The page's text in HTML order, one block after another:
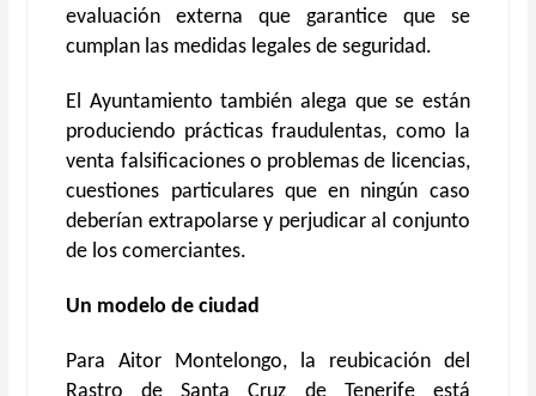
evaluación externa que garantice que se
cumplan las medidas legales de seguridad.
El Ayuntamiento también alega que se están
produciendo prácticas fraudulentas, como la
venta falsificaciones o problemas de licencias,
cuestiones particulares que en ningún caso
deberían extrapolarse y perjudicar al conjunto
de los comerciantes.
Un modelo de ciudad
Para Aitor Montelongo, la reubicación del